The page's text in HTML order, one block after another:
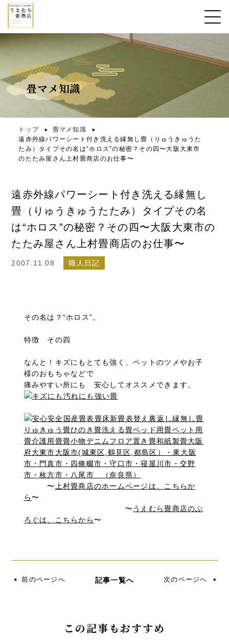
畳マメ知識
トップ
畳マメ知識
遠赤外線パワーシート付き洗える縁無し畳（りゅうきゅうた
たみ）タイプその名は“ホロス”の秘密？その四〜大阪大東市
のたたみ屋さん上村畳商店のお仕事〜
遠赤外線パワーシート付き洗える縁無し
畳（りゅうきゅうたたみ）タイプその名
は“ホロス”の秘密？その四〜大阪大東市の
たたみ屋さん上村畳商店のお仕事〜
2007.11.08 職人日記
その名は？“ホロス”。
特徴 その四
なんと！キズにもとても強く、ペットのツメやお子
様のおもちゃなどで
痛みやすい所にも 安心してオススメできます。
〜
上村畳商店のホームページは、こちらか
ら 〜
〜 うえむら畳商店のぶ
ろぐは、こちらから 〜
前のページへ 記事一覧へ 次のページへ
この記事もおすすめ